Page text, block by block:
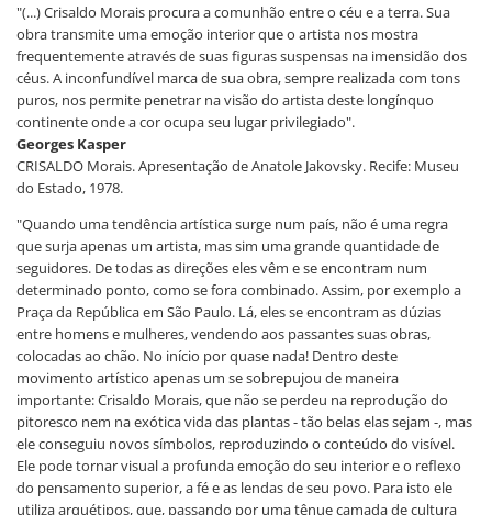
"(...) Crisaldo Morais procura a comunhão entre o céu e a terra. Sua
obra transmite uma emoção interior que o artista nos mostra
frequentemente através de suas figuras suspensas na imensidão dos
céus. A inconfundível marca de sua obra, sempre realizada com tons
puros, nos permite penetrar na visão do artista deste longínquo
continente onde a cor ocupa seu lugar privilegiado".
Georges Kasper
CRISALDO Morais. Apresentação de Anatole Jakovsky. Recife: Museu
do Estado, 1978.
"Quando uma tendência artística surge num país, não é uma regra
que surja apenas um artista, mas sim uma grande quantidade de
seguidores. De todas as direções eles vêm e se encontram num
determinado ponto, como se fora combinado. Assim, por exemplo a
Praça da República em São Paulo. Lá, eles se encontram as dúzias
entre homens e mulheres, vendendo aos passantes suas obras,
colocadas ao chão. No início por quase nada! Dentro deste
movimento artístico apenas um se sobrepujou de maneira
importante: Crisaldo Morais, que não se perdeu na reprodução do
pitoresco nem na exótica vida das plantas - tão belas elas sejam -, mas
ele conseguiu novos símbolos, reproduzindo o conteúdo do visível.
Ele pode tornar visual a profunda emoção do seu interior e o reflexo
do pensamento superior, a fé e as lendas de seu povo. Para isto ele
utiliza arquétipos, que, passando por uma tênue camada de cultura